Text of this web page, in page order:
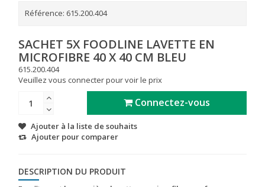
Référence: 615.200.404
SACHET 5X FOODLINE LAVETTE EN
MICROFIBRE 40 X 40 CM BLEU
615.200.404
Veuillez vous connecter pour voir le prix
Connectez-vous
Ajouter à la liste de souhaits
Ajouter pour comparer
DESCRIPTION DU PRODUIT